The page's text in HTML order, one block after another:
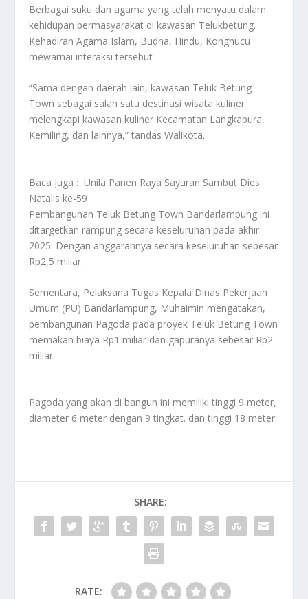
Berbagai suku dan agama yang telah menyatu dalam
kehidupan bermasyarakat di kawasan Telukbetung.
Kehadiran Agama Islam, Budha, Hindu, Konghucu
mewarnai interaksi tersebut
“Sama dengan daerah lain, kawasan Teluk Betung
Town sebagai salah satu destinasi wisata kuliner
melengkapi kawasan kuliner Kecamatan Langkapura,
Kemiling, dan lainnya,” tandas Walikota.
Baca Juga : Unila Panen Raya Sayuran Sambut Dies
Natalis ke-59
Pembangunan Teluk Betung Town Bandarlampung ini
ditargetkan rampung secara keseluruhan pada akhir
2025. Dengan anggarannya secara keseluruhan sebesar
Rp2,5 miliar.
Sementara, Pelaksana Tugas Kepala Dinas Pekerjaan
Umum (PU) Bandarlampung, Muhaimin mengatakan,
pembangunan Pagoda pada proyek Teluk Betung Town
memakan biaya Rp1 miliar dan gapuranya sebesar Rp2
miliar.
Pagoda yang akan di bangun ini memiliki tinggi 9 meter,
diameter 6 meter dengan 9 tingkat. dan tinggi 18 meter.
SHARE:
RATE: